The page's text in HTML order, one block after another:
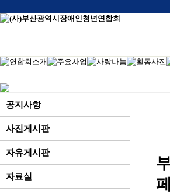
문
기
공지사항
사진게시판
자유게시판
자료실